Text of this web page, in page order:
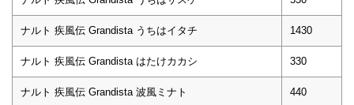
ナルト 疾風伝 Grandista うちはイタチ 1430
ナルト 疾風伝 Grandista はたけカカシ 330
ナルト 疾風伝 Grandista 波風ミナト 440